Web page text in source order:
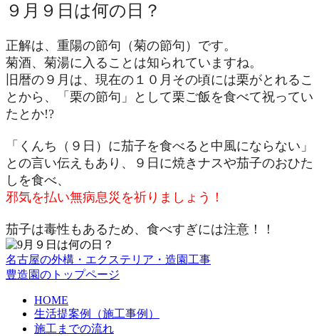
９月９日は何の日？
正解は、重陽の節句（菊の節句）です。
菊酒、菊湯に入ることは知られていますね。
旧暦の９月は、現在の１０月その頃には栗がとれるこ
とから、「栗の節句」として栗ご飯を食べて祝ってい
たとか!?
「くんち（９日）に茄子を食べると中風にならない」
との言い伝えもあり、９日に焼きナスや茄子のおひた
しを食べ、
邪気を払い無病息災を祈りましょう！
茄子は毒性もあるため、食べすぎには注意！！
名古屋の外構・エクステリア・造園工事
豊造園のトップページ
HOME
生活提案例（施工事例）
施工までの流れ